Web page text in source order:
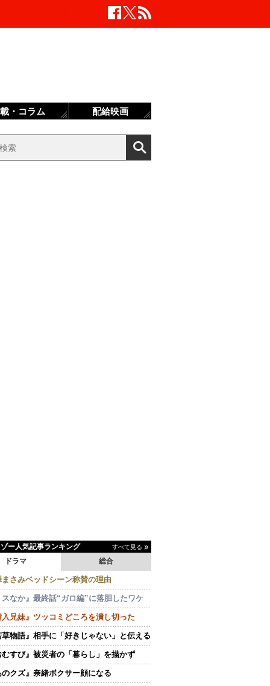
ー人気記事ランキング すべて見る
ドラマ 総合
まさみベッドシーン称賛の理由
スなか』最終話“ガロ編”に落胆したワケ
入兄妹』ツッコミどころを潰し切った
草物語』相手に「好きじゃない」と伝える
むすび』被災者の「暮らし」を描かず
のクズ』奈緒ボクサー顔になる
・コラム 配給映画